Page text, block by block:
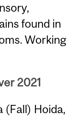
found in
Working
2021
(Fall) Hoida,